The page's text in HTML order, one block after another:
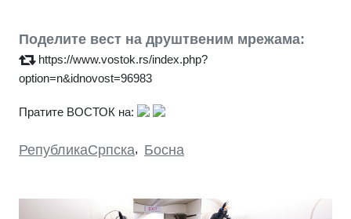
Поделите вест на друштвеним мрежама:
https://www.vostok.rs/index.php?
option=n&idnovost=96983
Пратите ВОСТОК на:
РепубликаСрпска, Босна